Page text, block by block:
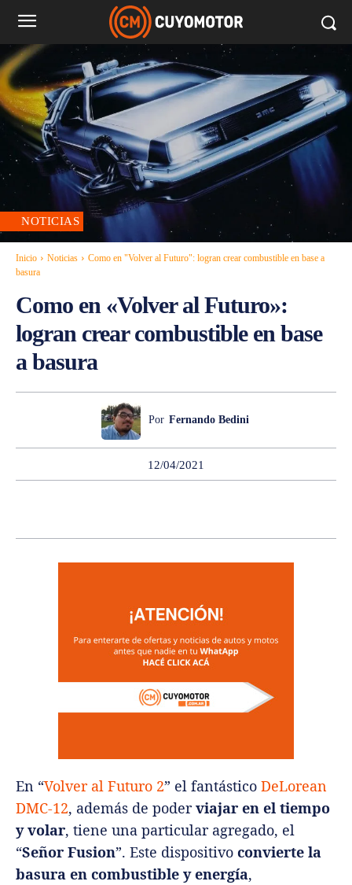
NOTICIAS
Inicio Noticias
Como en "Volver al Futuro": logran crear combustible en base a
basura
Como en «Volver al Futuro»:
logran crear combustible en base
a basura
Por Fernando Bedini
12/04/2021
En “Volver al Futuro 2” el fantástico DeLorean
DMC-12, además de poderviajar en el tiempo
y volar, tiene una particular agregado, el
“Señor Fusion”. Este dispositivo convierte la
basura en combustible y energía,